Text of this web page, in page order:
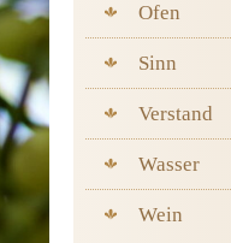
Ofen
Sinn
Verstand
Wasser
Wein